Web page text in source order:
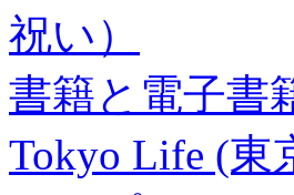
祝い）
書籍と電子書
Tokyo Life (